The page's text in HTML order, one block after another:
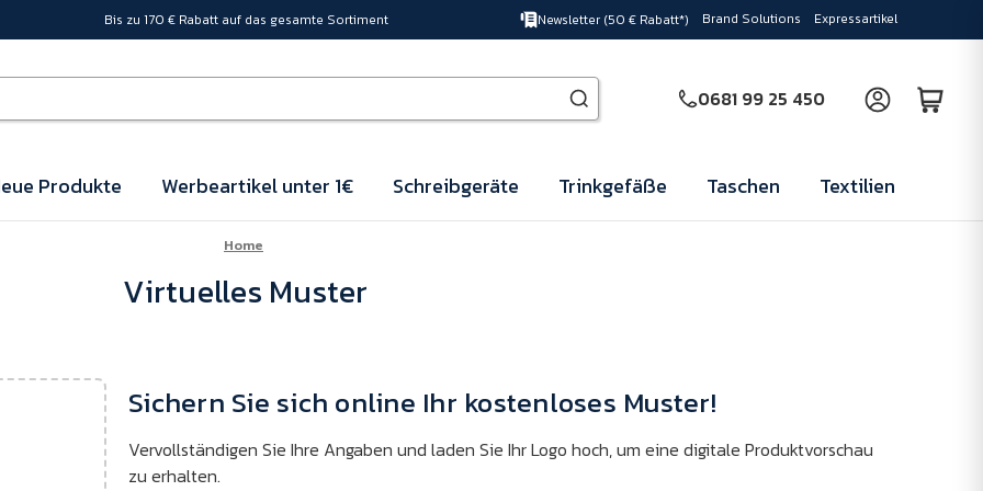
Bis zu 170 € Rabatt auf das gesamte Sortiment Newsletter (50 € Rabatt*) Brand Solutions Expressartikel
0681 99 25 450
Produkte Werbeartikel unter 1€ Schreibgeräte Trinkgefäße Taschen Textilien
Home
Virtuelles Muster
Sichern Sie sich online Ihr kostenloses Muster!
Vervollständigen Sie Ihre Angaben und laden Sie Ihr Logo hoch, um eine digitale Produktvorschau
zu erhalten.